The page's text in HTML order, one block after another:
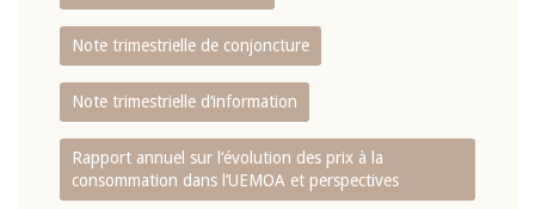
Note trimestrielle de conjoncture
Note trimestrielle d‘information
Rapport annuel sur l‘évolution des prix à la
consommation dans l‘UEMOA et perspectives